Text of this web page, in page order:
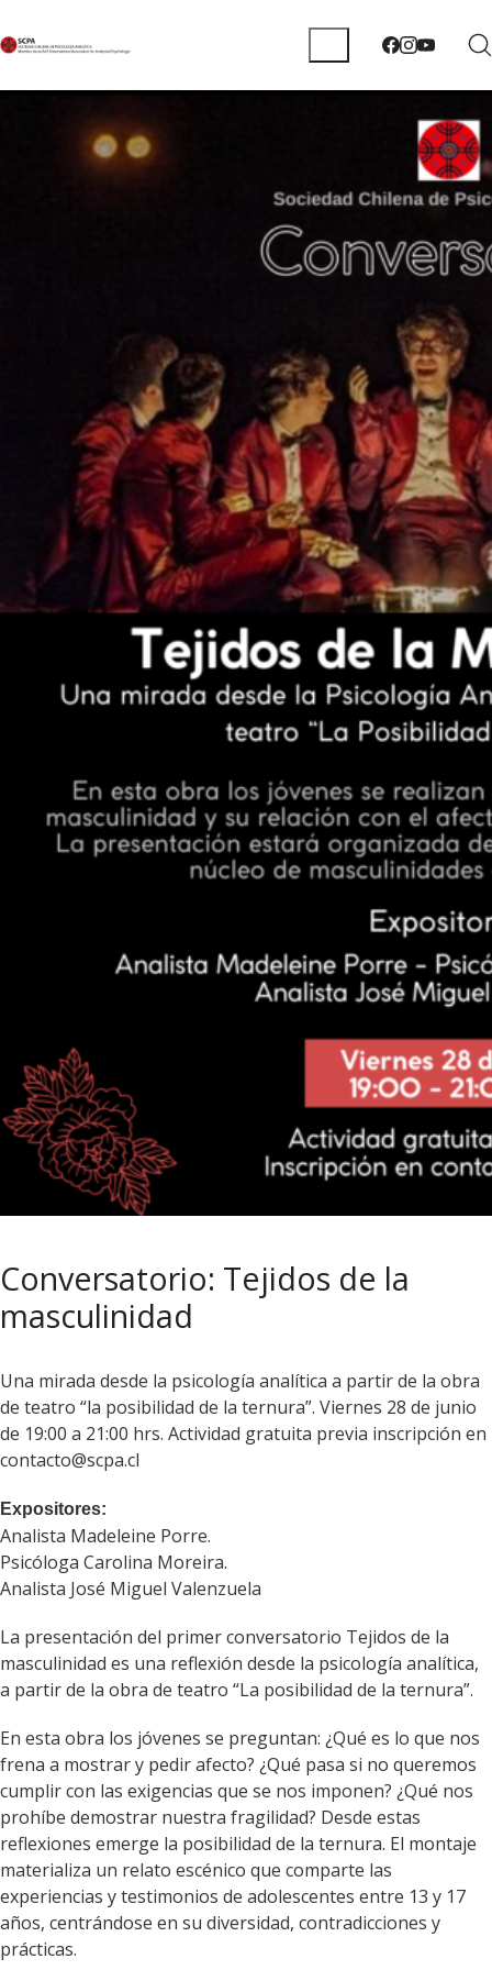
Conversatorio: Tejidos de la
masculinidad
Una mirada desde la psicología analítica a partir de la obra
de teatro “la posibilidad de la ternura”. Viernes 28 de junio
de 19:00 a 21:00 hrs. Actividad gratuita previa inscripción en
contacto@scpa.cl
Expositores:
Analista Madeleine Porre.
Psicóloga Carolina Moreira.
Analista José Miguel Valenzuela
La presentación del primer conversatorio Tejidos de la
masculinidad es una reflexión desde la psicología analítica,
a partir de la obra de teatro “La posibilidad de la ternura”.
En esta obra los jóvenes se preguntan: ¿Qué es lo que nos
frena a mostrar y pedir afecto? ¿Qué pasa si no queremos
cumplir con las exigencias que se nos imponen? ¿Qué nos
prohíbe demostrar nuestra fragilidad? Desde estas
reflexiones emerge la posibilidad de la ternura. El montaje
materializa un relato escénico que comparte las
experiencias y testimonios de adolescentes entre 13 y 17
años, centrándose en su diversidad, contradicciones y
prácticas.